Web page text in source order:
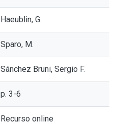
Haeublin, G.
Sparo, M.
Sánchez Bruni, Sergio F.
p. 3-6
Recurso online